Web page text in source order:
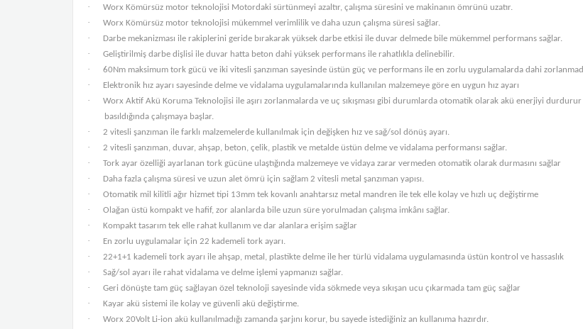
· Worx Kömürsüz motor teknolojisi Motordaki sürtünmeyi azaltır, çalışma süresini ve makinanın ömrünü uzatır.
· Worx Kömürsüz motor teknolojisi mükemmel verimlilik ve daha uzun çalışma süresi sağlar.
· Darbe mekanizması ile rakiplerini geride bırakarak yüksek darbe etkisi ile duvar delmede bile mükemmel performans sağlar.
· Geliştirilmiş darbe dişlisi ile duvar hatta beton dahi yüksek performans ile rahatlıkla delinebilir.
· 60Nm maksimum tork gücü ve iki vitesli şanzıman sayesinde üstün güç ve performans ile en zorlu uygulamalarda dahi
· Elektronik hız ayarı sayesinde delme ve vidalama uygulamalarında kullanılan malzemeye göre en uygun hız ayarı
·
Worx Aktif Akü Koruma Teknolojisi ile aşırı zorlanmalarda ve uç sıkışması gibi durumlarda otomatik olarak akü enerjiyi durdurur
basıldığında çalışmaya başlar.
· 2 vitesli şanzıman ile farklı malzemelerde kullanılmak için değişken hız ve sağ/sol dönüş ayarı.
· 2 vitesli şanzıman, duvar, ahşap, beton, çelik, plastik ve metalde üstün delme ve vidalama performansı sağlar.
· Tork ayar özelliği ayarlanan tork gücüne ulaştığında malzemeye ve vidaya zarar vermeden otomatik olarak durmasını sağlar
· Daha fazla çalışma süresi ve uzun alet ömrü için sağlam 2 vitesli metal şanzıman yapısı.
· Otomatik mil kilitli ağır hizmet tipi 13mm tek kovanlı anahtarsız metal mandren ile tek elle kolay ve hızlı uç değiştirme
· Olağan üstü kompakt ve hafif, zor alanlarda bile uzun süre yorulmadan çalışma imkânı sağlar.
· Kompakt tasarım tek elle rahat kullanım ve dar alanlara erişim sağlar
· En zorlu uygulamalar için 22 kademeli tork ayarı.
· 22+1+1 kademeli tork ayarı ile ahşap, metal, plastikte delme ile her türlü vidalama uygulamasında üstün kontrol ve hassaslık
· Sağ/sol ayarı ile rahat vidalama ve delme işlemi yapmanızı sağlar.
· Geri dönüşte tam güç sağlayan özel teknoloji sayesinde vida sökmede veya sıkışan ucu çıkarmada tam güç sağlar
· Kayar akü sistemi ile kolay ve güvenli akü değiştirme.
· Worx 20Volt Li-ion akü kullanılmadığı zamanda şarjını korur, bu sayede istediğiniz an kullanıma hazırdır.